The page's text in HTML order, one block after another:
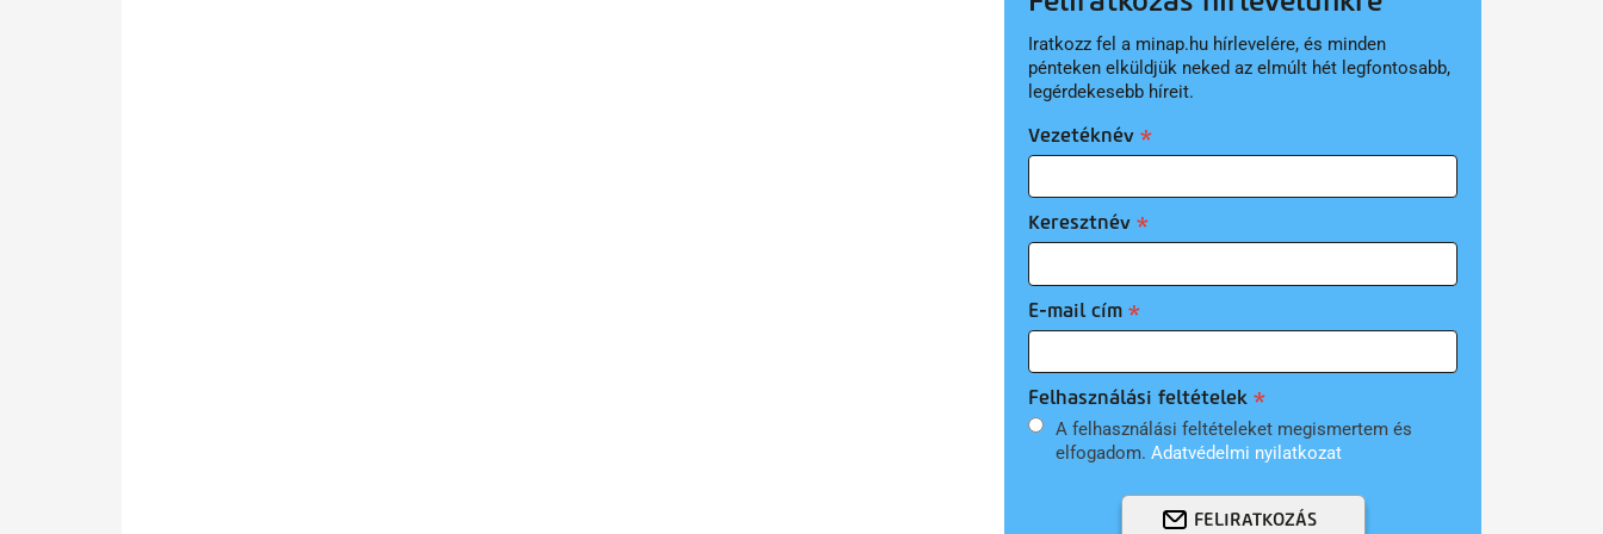
Iratkozz fel a minap.hu hírlevelére, és minden
pénteken elküldjük neked az elmúlt hét legfontosabb,
legérdekesebb híreit.
Vezetéknév
Keresztnév
E-mail cím
Felhasználási feltételek
A felhasználási feltételeket megismertem és
elfogadom. Adatvédelmi nyilatkozat
FELIRATKOZÁS